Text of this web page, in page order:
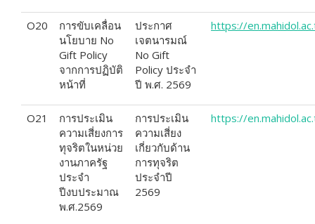
O20
การขับเคลื่อน
นโยบาย No
Gift Policy
จากการปฏิบัติ
หน้าที่
ประกาศ
เจตนารมณ์
No Gift
Policy ประจำ
ปี พ.ศ. 2569
https://en.mahidol.ac.
O21
การประเมิน
ความเสี่ยงการ
ทุจริตในหน่วย
งานภาครัฐ
ประจำ
ปีงบประมาณ
พ.ศ.2569
การประเมิน
ความเสี่ยง
เกี่ยวกับด้าน
การทุจริต
ประจำปี
2569
https://